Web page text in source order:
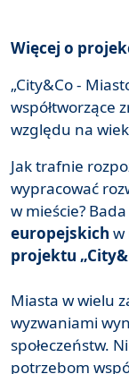
Więcej o
„City&Co -
współtworzące
względu na
Jak trafnie
wypracować
w mieście?
europejskich w
projektu
Miasta w wielu
wyzwaniami
społeczeństw.
potrzebom